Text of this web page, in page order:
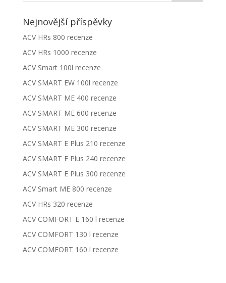
Nejnovější příspěvky
ACV HRs 800 recenze
ACV HRs 1000 recenze
ACV Smart 100l recenze
ACV SMART EW 100l recenze
ACV SMART ME 400 recenze
ACV SMART ME 600 recenze
ACV SMART ME 300 recenze
ACV SMART E Plus 210 recenze
ACV SMART E Plus 240 recenze
ACV SMART E Plus 300 recenze
ACV Smart ME 800 recenze
ACV HRs 320 recenze
ACV COMFORT E 160 l recenze
ACV COMFORT 130 l recenze
ACV COMFORT 160 l recenze